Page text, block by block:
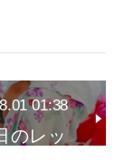
01:38
のレッ